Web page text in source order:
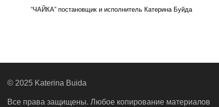
“ЧАЙКА” постановщик и исполнитель Катерина Буйда
© 2025 Katerina Buida
Все права защищены. Любое копирование материалов